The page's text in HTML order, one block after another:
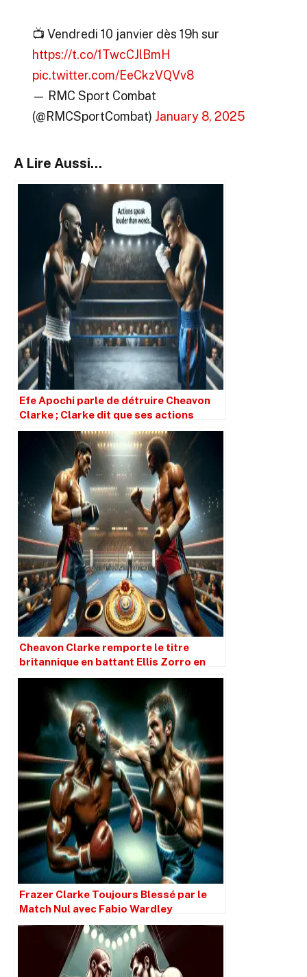
📺 Vendredi 10 janvier dès 19h sur
https://t.co/1TwcCJlBmH
pic.twitter.com/EeCkzVQVv8
— RMC Sport Combat
(@RMCSportCombat) January 8, 2025
A Lire Aussi...
Efe Apochi parle de détruire Cheavon
Clarke ; Clarke dit que ses actions
parlent plus fort.
Cheavon Clarke remporte le titre
britannique en battant Ellis Zorro en
huit rounds
Frazer Clarke Toujours Blessé par le
Match Nul avec Fabio Wardley